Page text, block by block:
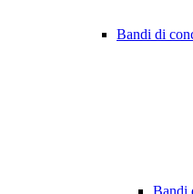
Bandi di